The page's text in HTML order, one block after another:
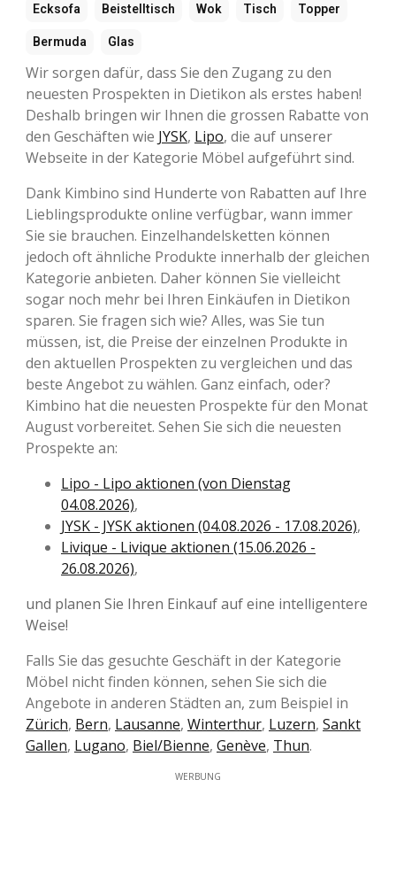
Ecksofa Beistelltisch Wok Tisch Topper
Bermuda Glas
Wir sorgen dafür, dass Sie den Zugang zu den
neuesten Prospekten in Dietikon als erstes haben!
Deshalb bringen wir Ihnen die grossen Rabatte von
den Geschäften wie JYSK, Lipo, die auf unserer
Webseite in der Kategorie Möbel aufgeführt sind.
Dank Kimbino sind Hunderte von Rabatten auf Ihre
Lieblingsprodukte online verfügbar, wann immer
Sie sie brauchen. Einzelhandelsketten können
jedoch oft ähnliche Produkte innerhalb der gleichen
Kategorie anbieten. Daher können Sie vielleicht
sogar noch mehr bei Ihren Einkäufen in Dietikon
sparen. Sie fragen sich wie? Alles, was Sie tun
müssen, ist, die Preise der einzelnen Produkte in
den aktuellen Prospekten zu vergleichen und das
beste Angebot zu wählen. Ganz einfach, oder?
Kimbino hat die neuesten Prospekte für den Monat
August vorbereitet. Sehen Sie sich die neuesten
Prospekte an:
Lipo - Lipo aktionen (von Dienstag
04.08.2026),
JYSK - JYSK aktionen (04.08.2026 - 17.08.2026),
Livique - Livique aktionen (15.06.2026 -
26.08.2026),
und planen Sie Ihren Einkauf auf eine intelligentere
Weise!
Falls Sie das gesuchte Geschäft in der Kategorie
Möbel nicht finden können, sehen Sie sich die
Angebote in anderen Städten an, zum Beispiel in
Zürich, Bern, Lausanne, Winterthur, Luzern, Sankt
Gallen, Lugano, Biel/Bienne, Genève, Thun.
WERBUNG